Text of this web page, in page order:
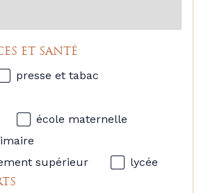
ET SANTÉ
presse et tabac
école maternelle
supérieur
lycée